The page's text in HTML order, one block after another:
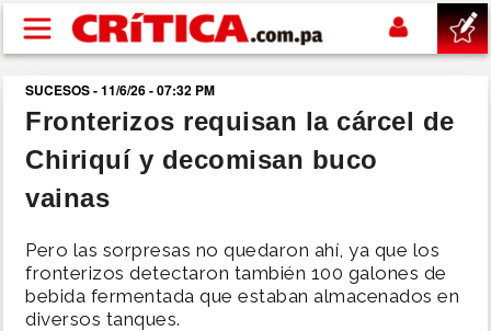
Pasar al contenido principal
buscar
SUCESOS
POLÍTICA
SUCESOS - 11/6/26 - 07:32 PM
Fronterizos requisan la cárcel de
Chiriquí y decomisan buco
vainas
Pero las sorpresas no quedaron ahí, ya que los
fronterizos detectaron también 100 galones de
bebida fermentada que estaban almacenados en
diversos tanques.